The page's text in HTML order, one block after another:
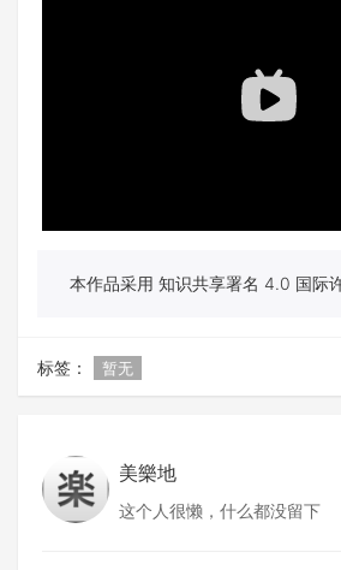
本作品采用 知识共享署名 4.0 国际
标签： 暂无
美樂地
这个人很懒，什么都没留下